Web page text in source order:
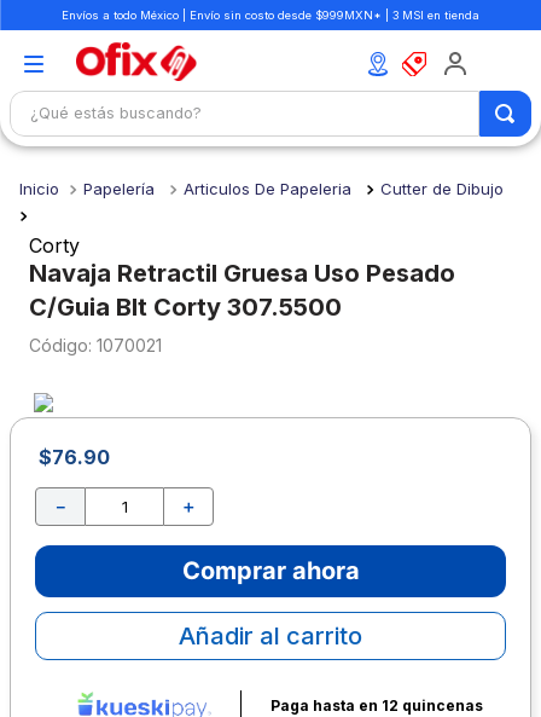
Envíos a todo México | Envío sin costo desde $999MXN* | 3 MSI en tienda
¿Qué estás buscando?
Papelería Articulos De Papeleria Cutter de Dibujo
Corty
Navaja Retractil Gruesa Uso Pesado
C/Guia Blt Corty 307.5500
: 1070021
$76.90
＋
－
Comprar ahora
Añadir al carrito
Paga hasta en 12 quincenas
1.
mochilas
2.
libretas
3.
cuaderno
6.
7.
sacapuntas
8.
escolar
10